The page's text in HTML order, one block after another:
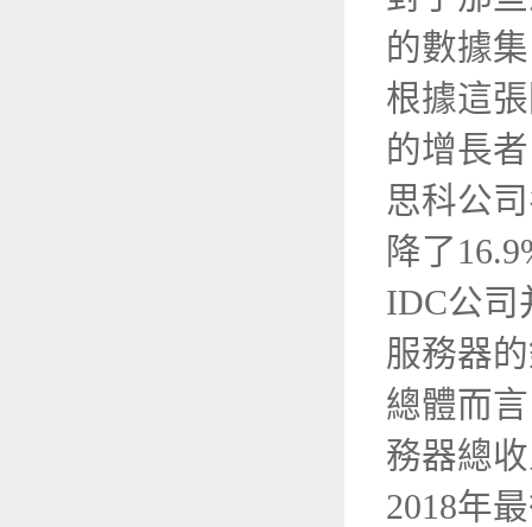
的數據
根據這
的增長
思科公
降了
IDC公司
服務器
總體而
務器總
2018年